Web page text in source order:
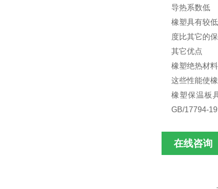
导热系数低
橡塑具有较
度比其它的
其它优点
橡塑绝热材
这些性能使
橡塑保温板
GB/17794-
在线咨询